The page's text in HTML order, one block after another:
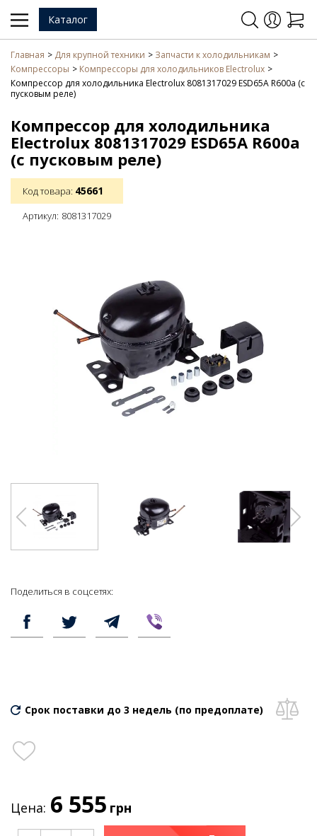
Каталог
Главная Для крупной техники
Запчасти к холодильникам
Компрессоры
Компрессоры для холодильников Electrolux
Компрессор для холодильника Electrolux 8081317029 ESD65A R600a (с
пусковым реле)
Компрессор для холодильника
Electrolux 8081317029 ESD65A R600a
(с пусковым реле)
Код товара: 45661
Артикул: 8081317029
Поделиться в соцсетях:
Срок поставки до 3 недель (по предоплате)
Цена: 6 555 грн